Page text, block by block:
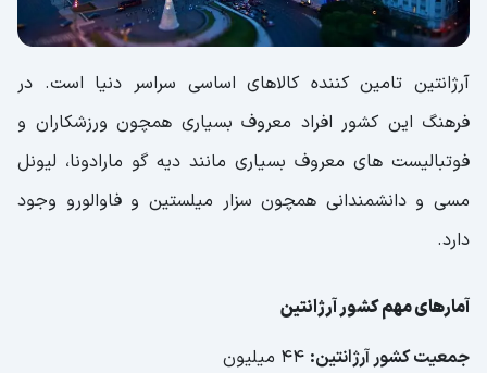
آرژانتین تامین کننده کالاهای اساسی سراسر دنیا است. در
فرهنگ این کشور افراد معروف بسیاری همچون ورزشکاران و
فوتبالیست های معروف بسیاری مانند دیه گو مارادونا، لیونل
مسی و دانشمندانی همچون سزار میلستین و فاوالورو وجود
دارد.
آمارهای مهم کشور آرژانتین
جمعیت کشور آرژانتین: